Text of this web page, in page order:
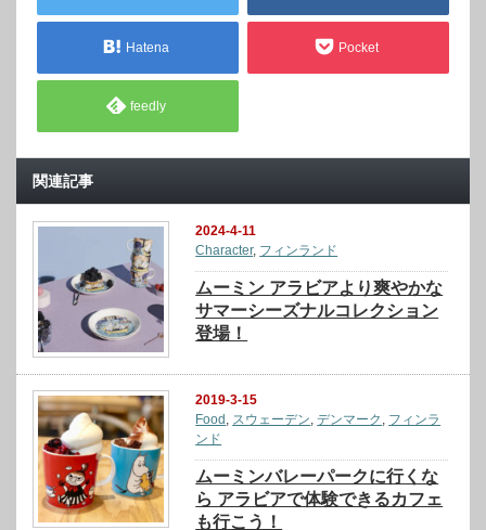
Hatena Pocket
feedly
関連記事
2024-4-11
Character, フィンランド
ムーミン アラビアより爽やかな
サマーシーズナルコレクション
登場！
2019-3-15
Food , スウェーデン,デンマーク , フィンラ
ンド
ムーミンバレーパークに行くな
ら アラビアで体験できるカフェ
も行こう！